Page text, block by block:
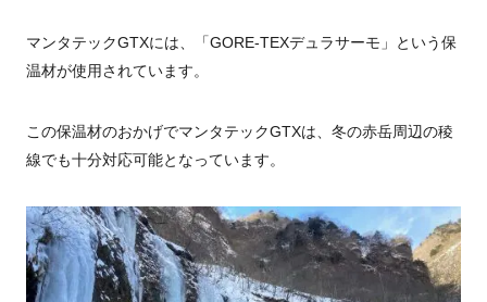
マンタテックGTXには、「GORE-TEXデュラサーモ」という保
温材が使用されています。
この保温材のおかげでマンタテックGTXは、冬の赤岳周辺の稜
線でも十分対応可能となっています。